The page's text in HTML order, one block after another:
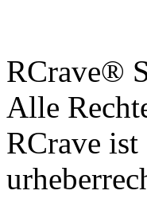
RCrave®
Alle
RCrave ist